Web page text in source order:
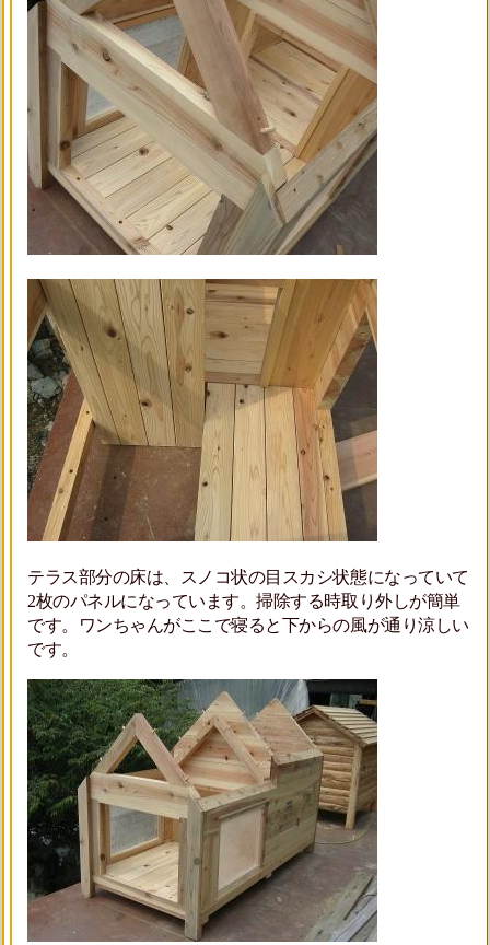
テラス部分の床は、スノコ状の目スカシ状態になっていて
2枚のパネルになっています。掃除する時取り外しが簡単
です。ワンちゃんがここで寝ると下からの風が通り涼しい
です。